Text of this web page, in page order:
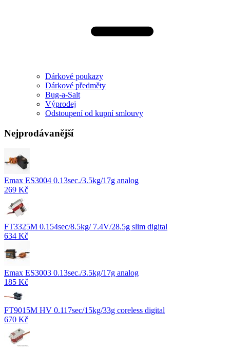
Dárkové poukazy
Dárkové předměty
Bug-a-Salt
Výprodej
Odstoupení od kupní smlouvy
Nejprodávanější
Emax ES3004 0.13sec./3.5kg/17g analog
269 Kč
FT3325M 0.154sec/8.5kg/ 7.4V/28.5g slim digital
634 Kč
Emax ES3003 0.13sec./3.5kg/17g analog
185 Kč
FT9015M HV 0.117sec/15kg/33g coreless digital
670 Kč